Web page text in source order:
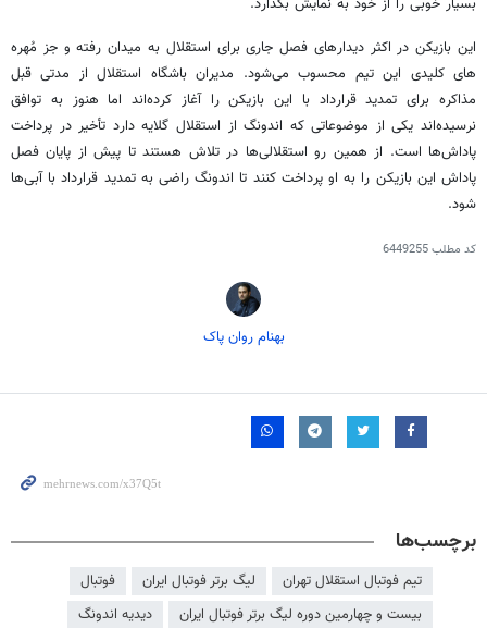
بسیار خوبی را از خود به نمایش بگذارد.
این بازیکن در اکثر دیدارهای فصل جاری برای استقلال به میدان رفته و جز مُهره
های کلیدی این تیم محسوب می‌شود. مدیران باشگاه استقلال از مدتی قبل
مذاکره برای تمدید قرارداد با این بازیکن را آغاز کرده‌اند اما هنوز به توافق
نرسیده‌اند یکی از موضوعاتی که اندونگاز استقلال گلایه دارد تأخیر در پرداخت
پاداش‌ها است. از همین رو استقلالی‌ها در تلاش هستند تا پیش از پایان فصل
پاداش این بازیکن را به او پرداخت کنند تا اندونگراضی به تمدید قرارداد با آبی‌ها
شود.
کد مطلب6449255
بهنام روان پاک
برچسب‌ها
تیم فوتبال استقلال تهران لیگ برتر فوتبال ایران
فوتبال
بیست و چهارمین دوره لیگ برتر فوتبال ایران
دیدیه اندونگ